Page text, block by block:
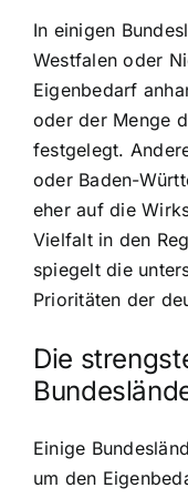
In einigen
Westfalen oder
Eigenbedarf
oder der Menge
festgelegt.
oder Baden-
eher auf die
Vielfalt in den
spiegelt die
Prioritäten der
Die
Einige
um den